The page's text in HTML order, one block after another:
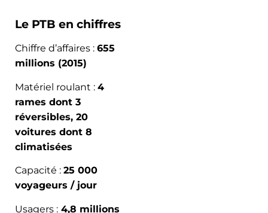
Le PTB en chiffres
Chiffre d’affaires : 655
millions (2015)
Matériel roulant : 4
rames dont 3
réversibles, 20
voitures dont 8
climatisées
Capacité : 25 000
voyageurs / jour
Usagers : 4,8 millions